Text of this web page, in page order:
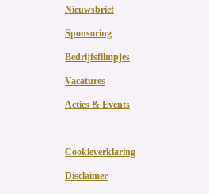
Nieuwsbrief
Sponsoring
Bedrijfsfilmpjes
Vacatures
Acties & Events
Cookieverklaring
Disclaimer